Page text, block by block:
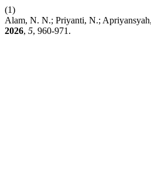
(1)
Alam, N. N.; Priyanti, N.;
2026, 5, 960-971.